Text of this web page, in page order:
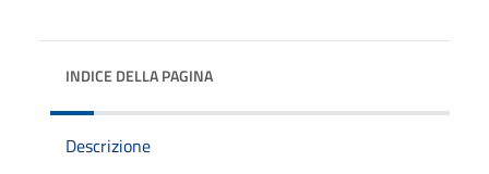
INDICE DELLA PAGINA
Descrizione